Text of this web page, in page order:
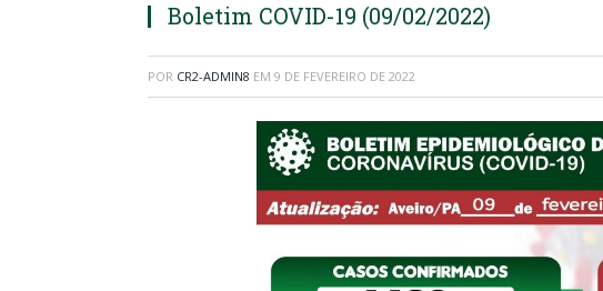
Boletim COVID-19 (09/02/2022)
POR CR2-ADMIN8 EM 9 DE FEVEREIRO DE 2022